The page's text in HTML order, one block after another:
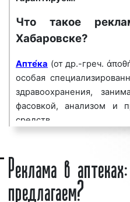
разнообразие
непрерывное
низкие цены и
Реклама в аптеках
средством для
повышения процента
нашего рекламного
в аптеках на
Мы сопровождаем
России: планируем
кампаний, определяем
Что такое
Хабаровске?
Апте́ка (от др.-греч.
особая
здравоохранения,
фасовкой, анализом и
средств.
формулируют как
помощи населению».
включает в себя
Реклама в
предлагаем?